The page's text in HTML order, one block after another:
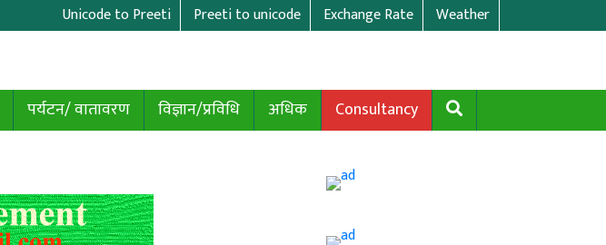
Unicode to Preeti Preeti to unicode Exchange Rate Weather
पर्यटन/ वातावरण विज्ञान/प्रविधि अधिक Consultancy